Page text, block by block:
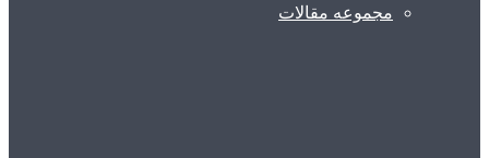
مجموعه مقالات